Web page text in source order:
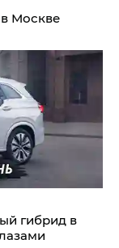
в Москве
гибрид в